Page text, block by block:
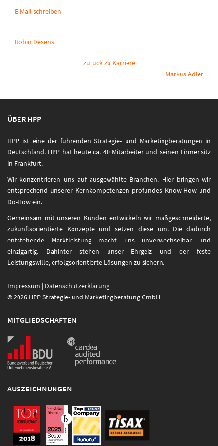
E-Mail schreiben
Robin Desens
zurück zu Karriere
Markus Adler
ÜBER HPP
HPP ist eine der führenden Strategie- und Marketingberatungen in
Deutschland. HPP hat heute ca. 40 Mitarbeiter und seinen Firmensitz
in Frankfurt.
Wir konzentrieren uns auf ausgewählte Branchen. Hier bringen wir
entsprechend unserer Kernkompetenzen profundes Know-How und
Do-How ein.
Gemeinsam mit unseren Kunden entwickeln wir maßgeschneiderte,
zukunftsorientierte Konzepte und setzen diese um. Die dadurch
entstehende Marktleistung macht uns unverwechselbar und
einzigartig. Dahinter stehen unser Ehrgeiz und der feste
Leistungswille, erfolgsorientierte Lösungen zu sichern.
Impressum | Datenschutzerklärung
© 2026 HPP Strategie- und Marketingberatung GmbH
MITGLIEDSCHAFTEN
AUSZEICHNUNGEN